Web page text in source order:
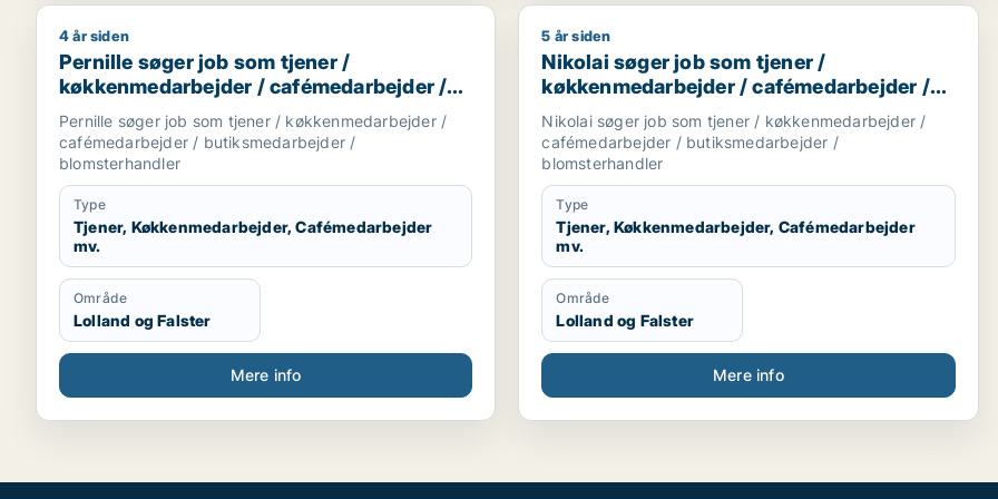
Pernille søger job som tjener / køkkenmedarbejder / cafémedarbejder / butiksmedarbejder / blomsterhandler
4 år siden
Pernille søger job som tjener /
køkkenmedarbejder / cafémedarbejder /
butiksmedarbejder / blomsterhandler
Pernille søger job som tjener / køkkenmedarbejder /
cafémedarbejder / butiksmedarbejder /
blomsterhandler
Type
Tjener, Køkkenmedarbejder, Cafémedarbejder
mv.
Område
Lolland og Falster
Mere info
Nikolai søger job som tjener / køkkenmedarbejder /
5 år siden
Nikolai søger job som tjener /
køkkenmedarbejder / cafémedarbejder /
butiksmedarbejder / blomsterhandler
Nikolai søger job som tjener / køkkenmedarbejder /
cafémedarbejder / butiksmedarbejder /
blomsterhandler
Type
Tjener, Køkkenmedarbejder, Cafémedarbejder
mv.
Område
Lolland og Falster
Mere info